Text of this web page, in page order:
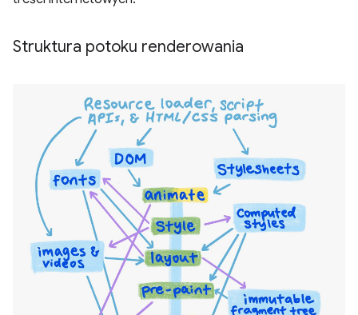
Struktura potoku renderowania